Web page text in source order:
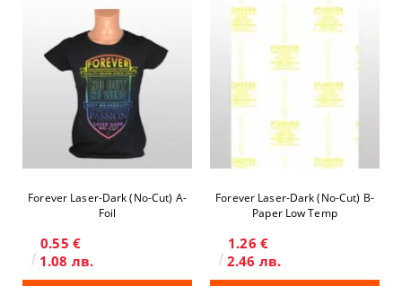
Forever Laser-Dark (No-Cut) A-
Foil
0.55 €
1.08 лв.
Forever Laser-Dark (No-Cut) B-
Paper Low Temp
1.26 €
2.46 лв.